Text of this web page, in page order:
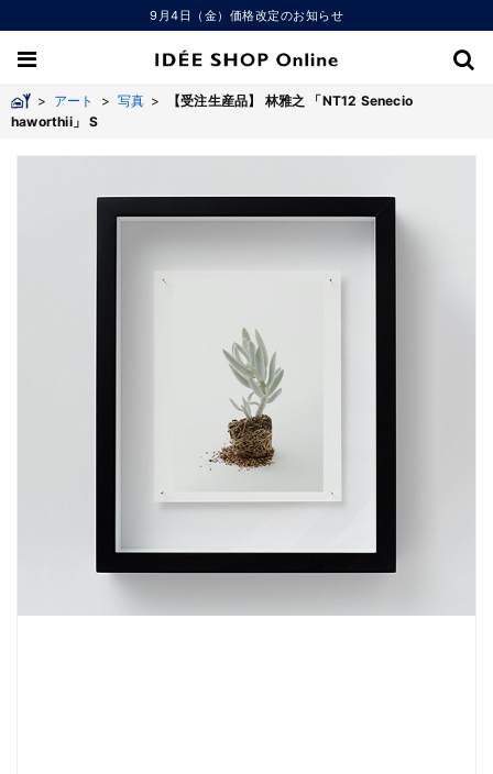
9月4日（金）価格改定のお知らせ
> アート > 写真 >
【受注生産品】 林雅之 「NT12 Senecio
haworthii」 S